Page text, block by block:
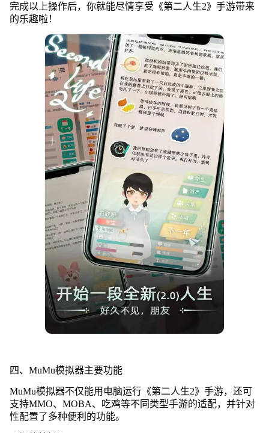
完成以上操作后，你就能尽情享受《第二人生2》手游带来
的乐趣啦！
四、MuMu模拟器主要功能
MuMu模拟器不仅能用电脑运行《第二人生2》手游，还可
支持MMO、MOBA、吃鸡等不同类型手游的适配，并针对
性配置了多种便利的功能。